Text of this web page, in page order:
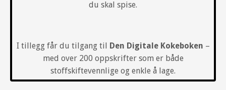
du skal spise.
I tillegg får du tilgang til Den Digitale Kokeboken –
med over 200 oppskrifter som er både
stoffskiftevennlige og enkle å lage.